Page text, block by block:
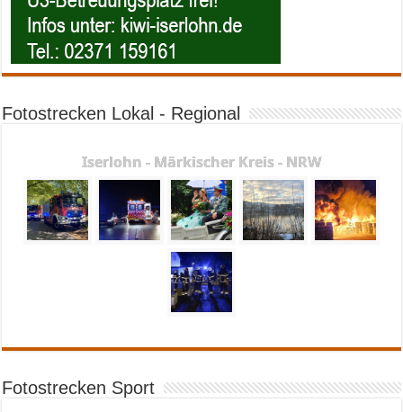
Fotostrecken Lokal - Regional
Iserlohn - Märkischer Kreis - NRW
Fotostrecken Sport